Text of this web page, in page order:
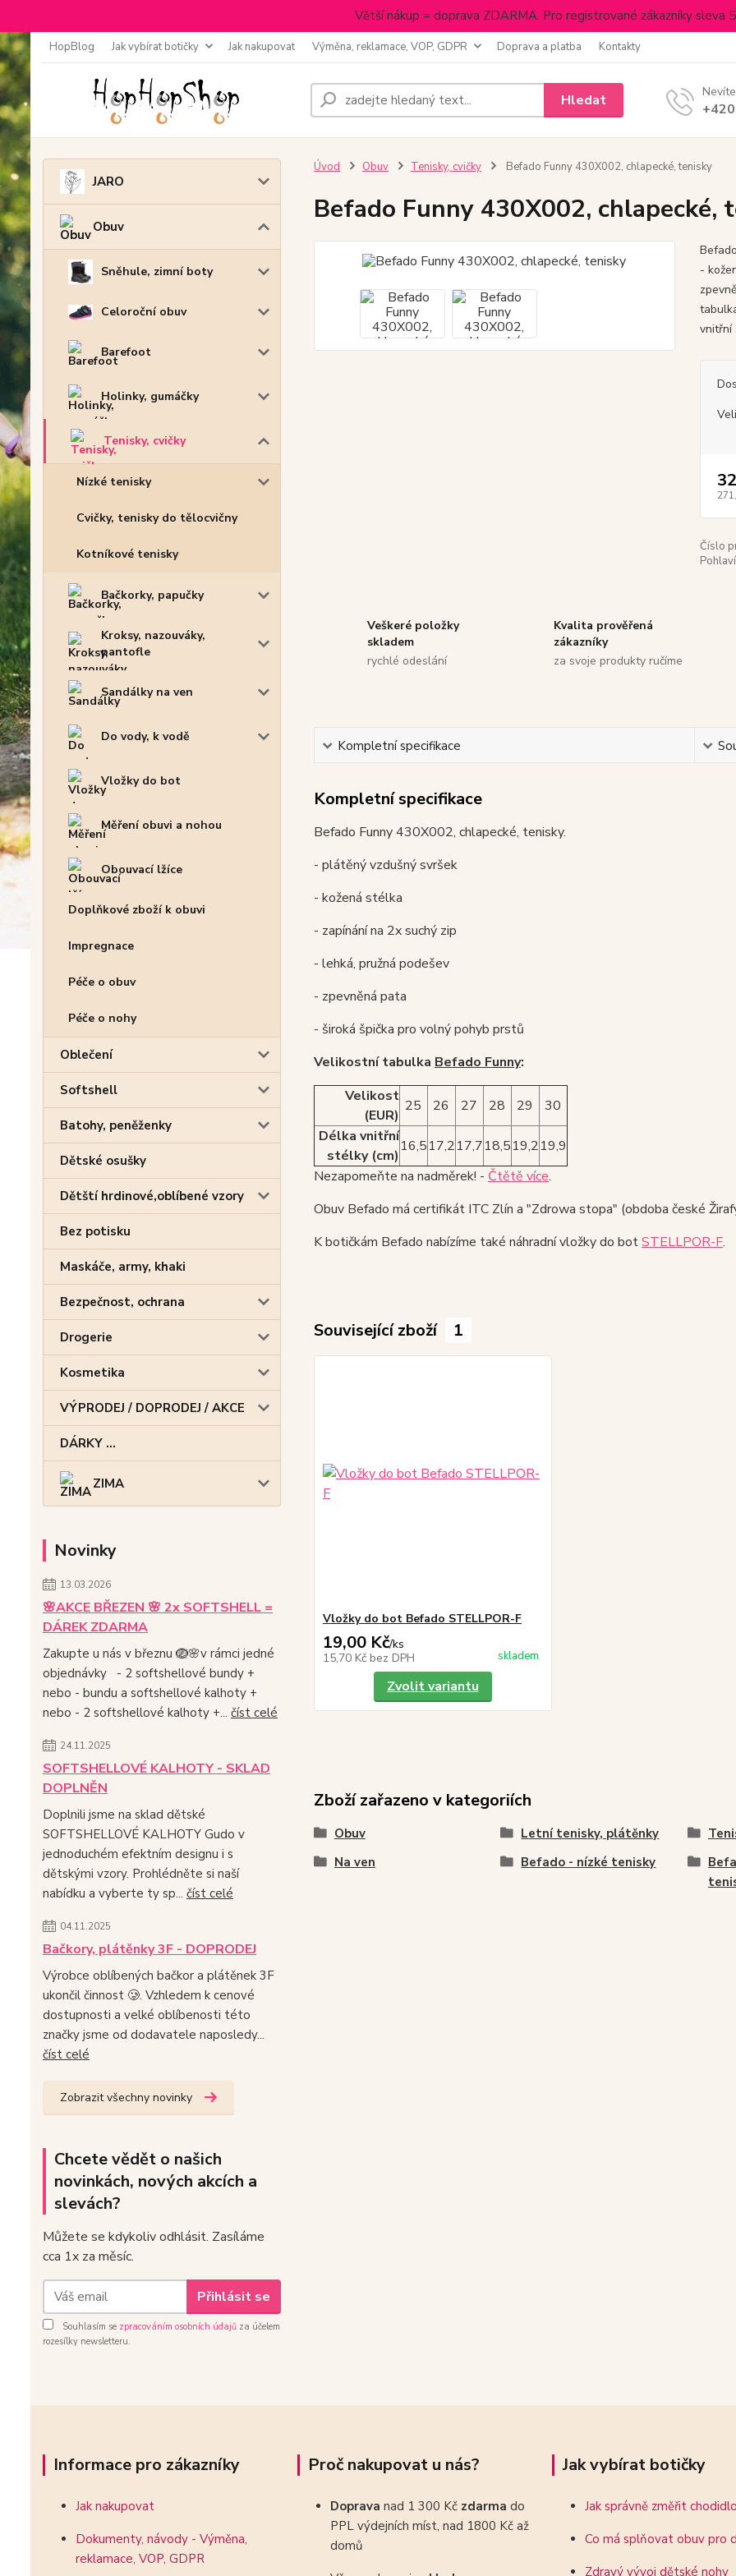
Větší nákup = doprava ZDARMA. Pro registrované zákazníky sleva
HopBlog Jak vybírat botičky Jak nakupovat Výměna, reklamace, VOP, GDPR Doprava a platba Kontakty
Hledat
JARO
Obuv
Sněhule, zimní boty
Celoroční obuv
Barefoot
Holinky, gumáčky
Tenisky, cvičky
Nízké tenisky
Cvičky, tenisky do tělocvičny
Kotníkové tenisky
Bačkorky, papučky
Kroksy, nazouváky,
pantofle
Sandálky na ven
Do vody, k vodě
Vložky do bot
Měření obuvi a nohou
Obouvací lžíce
Doplňkové zboží k obuvi
Impregnace
Péče o obuv
Péče o nohy
Oblečení
Softshell
Batohy, peněženky
Dětské osušky
Dětští hrdinové,oblíbené vzory
Bez potisku
Maskáče, army, khaki
Bezpečnost, ochrana
Drogerie
Kosmetika
VÝPRODEJ / DOPRODEJ / AKCE
DÁRKY ...
ZIMA
Novinky
13.03.2026
🌸AKCE BŘEZEN 🌸 2x SOFTSHELL =
DÁREK ZDARMA
Zakupte u nás v březnu 🪺🌸v rámci jedné
objednávky - 2 softshellové bundy +
nebo - bundu a softshellové kalhoty +
nebo - 2 softshellové kalhoty +... číst celé
24.11.2025
SOFTSHELLOVÉ KALHOTY - SKLAD
DOPLNĚN
Doplnili jsme na sklad dětské
SOFTSHELLOVÉ KALHOTY Gudo v
jednoduchém efektním designu i s
dětskými vzory. Prohlédněte si naší
nabídku a vyberte ty sp... číst celé
04.11.2025
Bačkory, plátěnky 3F - DOPRODEJ
Výrobce oblíbených bačkor a plátěnek 3F
ukončil činnost 🥲. Vzhledem k cenové
dostupnosti a velké oblíbenosti této
značky jsme od dodavatele naposledy...
číst celé
Zobrazit všechny novinky
Chcete vědět o našich
novinkách, nových akcích a
slevách?
Můžete se kdykoliv odhlásit. Zasíláme
cca 1x za měsíc.
Přihlásit se
Souhlasím se zpracováním osobních údajů za účelem
rozesílky newsletteru.
Úvod Obuv Tenisky, cvičky Befado Funny 430X002, chlapecké, tenisky
Befado Funny 430X002, chlapecké,
-
vnitřní
Číslo
Veškeré položky
skladem
rychlé odeslání
Kvalita prověřená
zákazníky
za svoje produkty ručíme
Kompletní specifikace
Kompletní specifikace
Befado Funny 430X002, chlapecké, tenisky.
- plátěný vzdušný svršek
- kožená stélka
- zapínání na 2x suchý zip
- lehká, pružná podešev
- zpevněná pata
- široká špička pro volný pohyb prstů
Velikostní tabulka Befado Funny:
Velikost
(EUR)
25 26 27 28 29
30
Délka vnitřní
stélky (cm)
16,517,217,718,519,219,9
Nezapomeňte na nadměrek! - Čtětě více.
Obuv Befado má certifikát ITC Zlín a "Zdrowa stopa" (obdoba české
K botičkám Befado nabízíme také náhradní vložky do botSTELLPOR-F.
Související zboží 1
Vložky do bot Befado STELLPOR-F
19,00 Kč/ks
15,70 Kč bez DPH skladem
Zvolit variantu
Zboží zařazeno v kategoriích
Obuv Letní tenisky, plátěnky
Na ven
Befado - nízké tenisky
Informace pro zákazníky
Jak nakupovat
Dokumenty, návody - Výměna,
reklamace, VOP, GDPR
Proč nakupovat u nás?
Doprava nad 1 300 Kč zdarma do
PPL výdejních míst, nad 1800 Kč až
domů
Jak vybírat botičky
Jak správně změřit
Co má splňovat obuv pro
Zdravý vývoj dětské nohy